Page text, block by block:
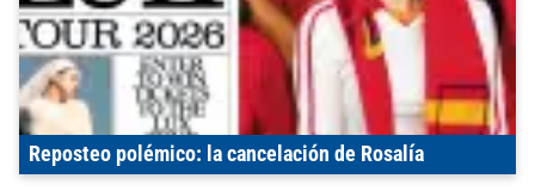
Reposteo polémico: la cancelación de Rosalía